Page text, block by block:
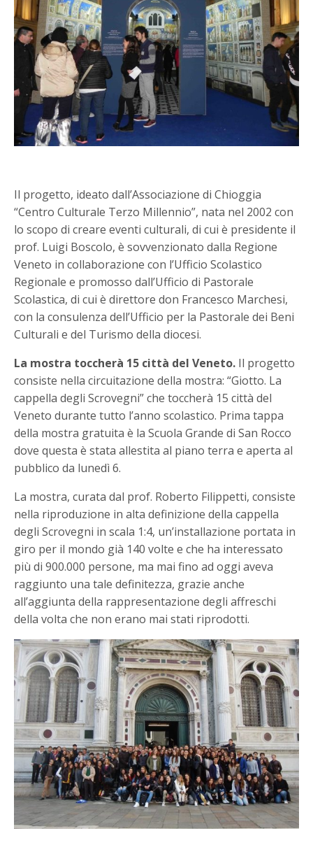
Il progetto, ideato dall’Associazione di Chioggia
“Centro Culturale Terzo Millennio”, nata nel 2002 con
lo scopo di creare eventi culturali, di cui è presidente il
prof. Luigi Boscolo, è sovvenzionato dalla Regione
Veneto in collaborazione con l’Ufficio Scolastico
Regionale e promosso dall’Ufficio di Pastorale
Scolastica, di cui è direttore don Francesco Marchesi,
con la consulenza dell’Ufficio per la Pastorale dei Beni
Culturali e del Turismo della diocesi.
La mostra toccherà 15 città del Veneto. Il progetto
consiste nella circuitazione della mostra: “Giotto. La
cappella degli Scrovegni” che toccherà 15 città del
Veneto durante tutto l’anno scolastico. Prima tappa
della mostra gratuita è la Scuola Grande di San Rocco
dove questa è stata allestita al piano terra e aperta al
pubblico da lunedì 6.
La mostra, curata dal prof. Roberto Filippetti, consiste
nella riproduzione in alta definizione della cappella
degli Scrovegni in scala 1:4, un’installazione portata in
giro per il mondo già 140 volte e che ha interessato
più di 900.000 persone, ma mai fino ad oggi aveva
raggiunto una tale definitezza, grazie anche
all’aggiunta della rappresentazione degli affreschi
della volta che non erano mai stati riprodotti.